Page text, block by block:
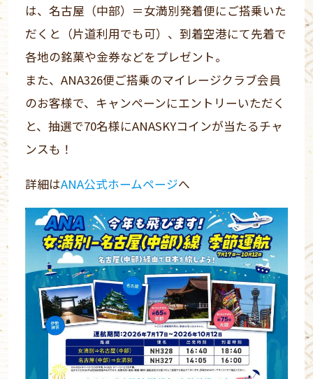
は、名古屋（中部）＝女満別発着便にご搭乗いた
だくと（片道利用でも可）、到着空港にて先着で
各地の銘菓や金券などをプレゼント。
また、ANA326便ご搭乗のマイレージクラブ会員
のお客様で、キャンペーンにエントリーいただく
と、抽選で70名様にANASKYコインが当たるチャ
ンスも！
詳細はANA公式ホームページへ